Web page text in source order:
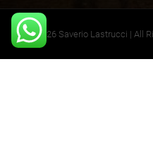
©2026 Saverio Lastrucci | All